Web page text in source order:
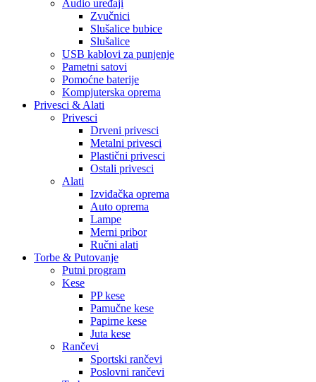
Audio uređaji
Zvučnici
Slušalice bubice
Slušalice
USB kablovi za punjenje
Pametni satovi
Pomoćne baterije
Kompjuterska oprema
Privesci & Alati
Privesci
Drveni privesci
Metalni privesci
Plastični privesci
Ostali privesci
Alati
Izviđačka oprema
Auto oprema
Lampe
Merni pribor
Ručni alati
Torbe & Putovanje
Putni program
Kese
PP kese
Pamučne kese
Papirne kese
Juta kese
Rančevi
Sportski rančevi
Poslovni rančevi